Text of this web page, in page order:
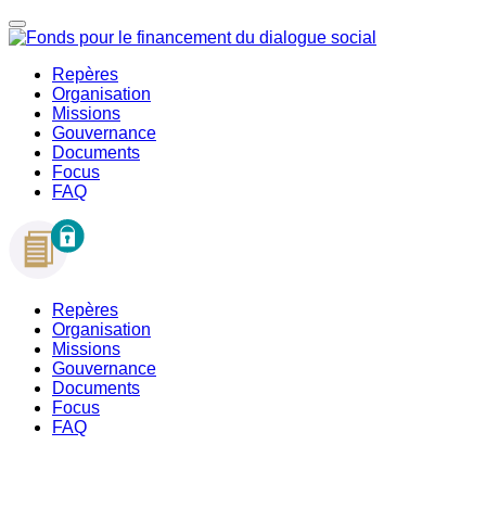
Repères
Organisation
Missions
Gouvernance
Documents
Focus
FAQ
Repères
Organisation
Missions
Gouvernance
Documents
Focus
FAQ